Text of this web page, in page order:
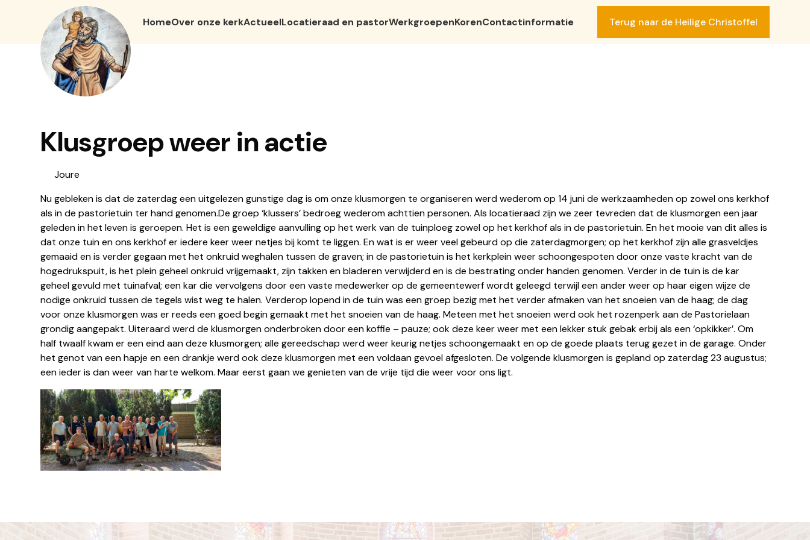
HomeOver onze kerkActueelLocatieraad en pastorWerkgroepenKorenContactinformatie Terug naar de Heilige Christoffel
SLUIT
locatiejoure@dechristoffel.nl
Klusgroep weer in actie
Joure
Nu gebleken is dat de zaterdag een uitgelezen gunstige dag is om onze klusmorgen te organiseren werd wederom op 14 juni de werkzaamheden op zowel ons kerkhof
als in de pastorietuin ter hand genomen.De groep ‘klussers’ bedroeg wederom achttien personen. Als locatieraad zijn we zeer tevreden dat de klusmorgen een jaar
geleden in het leven is geroepen. Het is een geweldige aanvulling op het werk van de tuinploeg zowel op het kerkhof als in de pastorietuin. En het mooie van dit alles is
dat onze tuin en ons kerkhof er iedere keer weer netjes bij komt te liggen. En wat is er weer veel gebeurd op die zaterdagmorgen; op het kerkhof zijn alle grasveldjes
gemaaid en is verder gegaan met het onkruid weghalen tussen de graven; in de pastorietuin is het kerkplein weer schoongespoten door onze vaste kracht van de
hogedrukspuit, is het plein geheel onkruid vrijgemaakt, zijn takken en bladeren verwijderd en is de bestrating onder handen genomen. Verder in de tuin is de kar
geheel gevuld met tuinafval; een kar die vervolgens door een vaste medewerker op de gemeentewerf wordt geleegd terwijl een ander weer op haar eigen wijze de
nodige onkruid tussen de tegels wist weg te halen. Verderop lopend in de tuin was een groep bezig met het verder afmaken van het snoeien van de haag; de dag
voor onze klusmorgen was er reeds een goed begin gemaakt met het snoeien van de haag. Meteen met het snoeien werd ook het rozenperk aan de Pastorielaan
grondig aangepakt. Uiteraard werd de klusmorgen onderbroken door een koffie – pauze; ook deze keer weer met een lekker stuk gebak erbij als een ‘opkikker’. Om
half twaalf kwam er een eind aan deze klusmorgen; alle gereedschap werd weer keurig netjes schoongemaakt en op de goede plaats terug gezet in de garage. Onder
het genot van een hapje en een drankje werd ook deze klusmorgen met een voldaan gevoel afgesloten. De volgende klusmorgen is gepland op zaterdag 23 augustus;
een ieder is dan weer van harte welkom. Maar eerst gaan we genieten van de vrije tijd die weer voor ons ligt.